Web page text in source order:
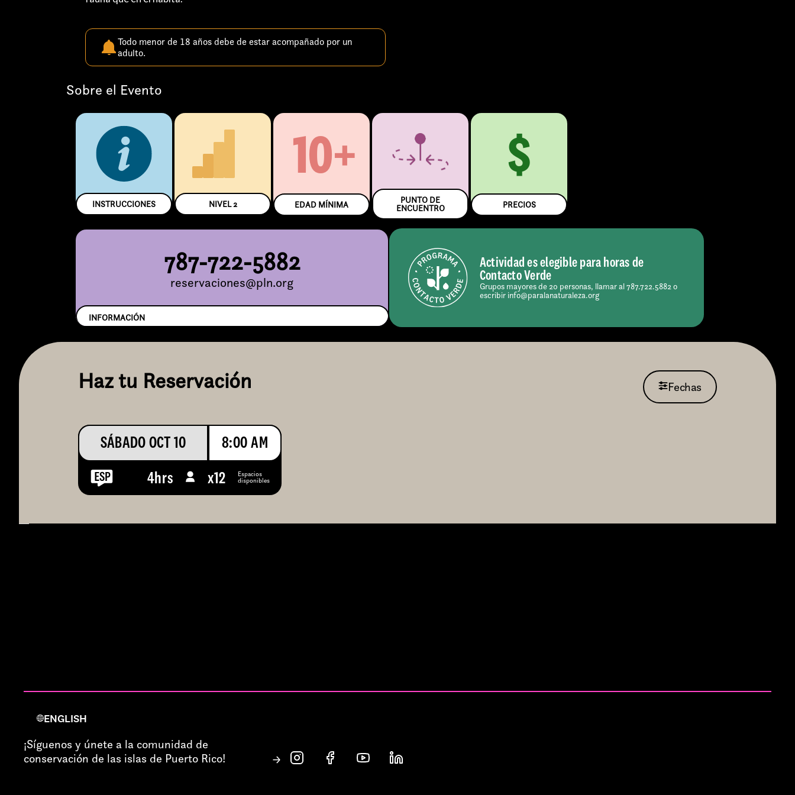
Todo menor de 18 años debe de estar acompañado por un
adulto.
Sobre el Evento
INSTRUCCIONES NIVEL2
10+
EDAD MÍNIMA PUNTO DE
ENCUENTRO
$
PRECIOS
787-722-5882
reservaciones@pln.org
INFORMACIÓN
Actividad es elegible para horas de
Contacto Verde
Grupos mayores de 20 personas, llamar al 787.722.5882 o
escribir info@paralanaturaleza.org
Haz tu Reservación Fechas
SÁBADO OCT 10 8:00 AM
4hrs x12 Espacios
disponibles
ENGLISH
¡Síguenos y únete a la comunidad de
conservación de las islas de Puerto Rico!